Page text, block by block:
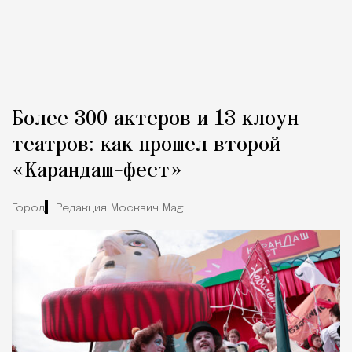
Более 300 актеров и 13 клоун-
театров: как прошел второй
«Карандаш-фест»
Город Редакция Москвич Mag